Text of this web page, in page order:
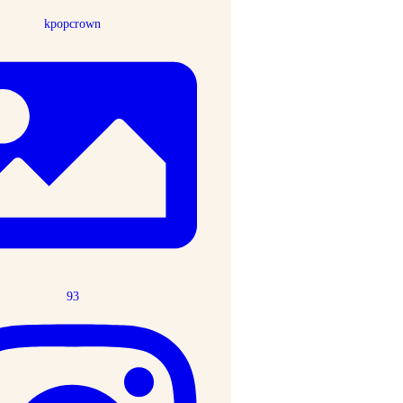
kpopcrown
93